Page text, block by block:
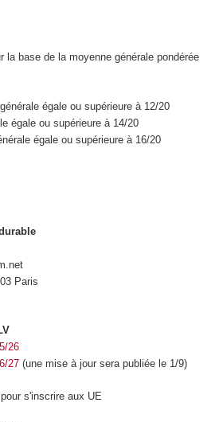
la base de la moyenne générale pondérée
égale ou supérieure à 12/20
égale ou supérieure à 14/20
égale ou supérieure à 16/20
Paris
26
27(une mise à jour sera publiée le 1/9)
s'inscrire aux UE